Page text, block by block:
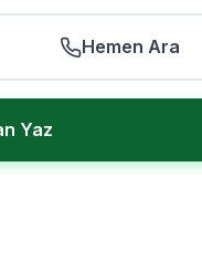
Hemen Ara
Yaz